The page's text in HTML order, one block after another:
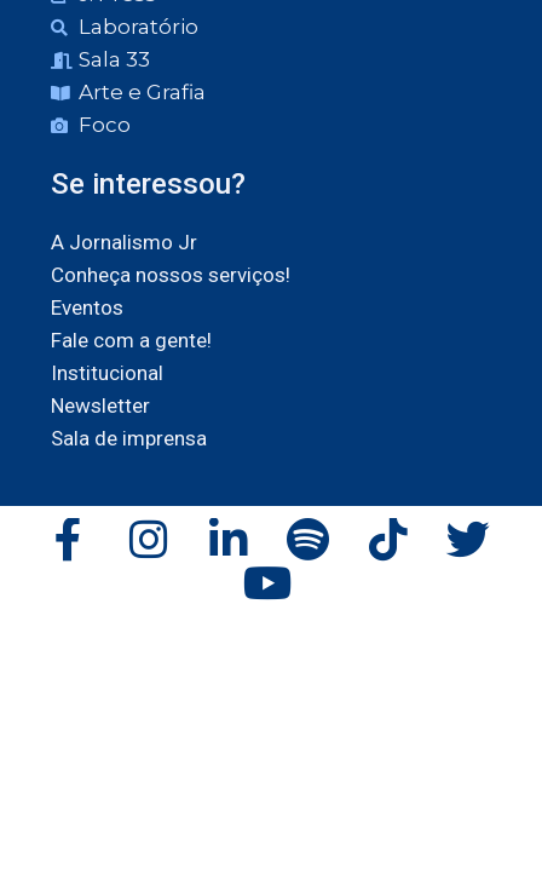
Laboratório
Sala 33
Arte e Grafia
Foco
Se interessou?
A Jornalismo Jr
Conheça nossos serviços!
Eventos
Fale com a gente!
Institucional
Newsletter
Sala de imprensa